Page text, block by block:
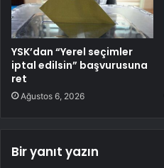
YSK’dan “Yerel seçimler
iptal edilsin” başvurusuna
ret
Ağustos 6, 2026
Bir yanıt yazın